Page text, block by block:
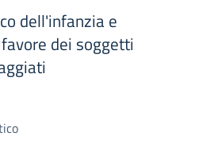
dell'infanzia e
dei soggetti